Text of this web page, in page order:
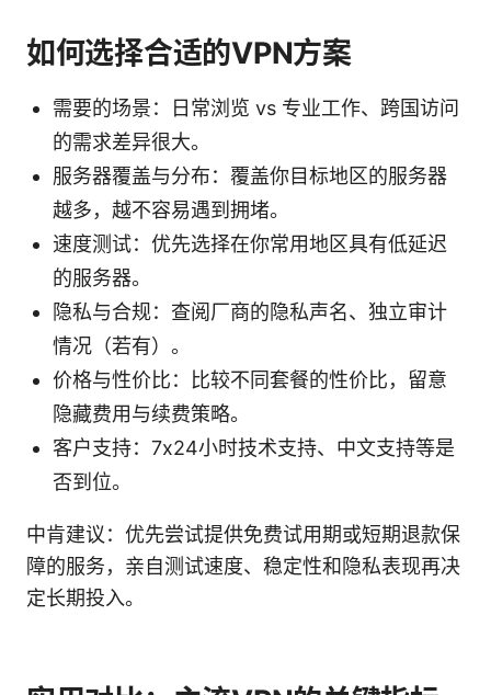
如何选择合适的VPN方案
需要的场景：日常浏览 vs 专业工作、跨国访问
的需求差异很大。
服务器覆盖与分布：覆盖你目标地区的服务器
越多，越不容易遇到拥堵。
速度测试：优先选择在你常用地区具有低延迟
的服务器。
隐私与合规：查阅厂商的隐私声名、独立审计
情况（若有）。
价格与性价比：比较不同套餐的性价比，留意
隐藏费用与续费策略。
客户支持：7x24小时技术支持、中文支持等是
否到位。
中肯建议：优先尝试提供免费试用期或短期退款保
障的服务，亲自测试速度、稳定性和隐私表现再决
定长期投入。